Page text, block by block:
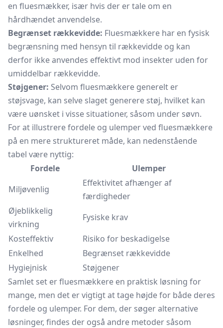
en fluesmækker, især hvis der er tale om en
hårdhændet anvendelse.
Begrænset rækkevidde: Fluesmækkere har en fysisk
begrænsning med hensyn til rækkevidde og kan
derfor ikke anvendes effektivt mod insekter uden for
umiddelbar rækkevidde.
Støjgener: Selvom fluesmækkere generelt er
støjsvage, kan selve slaget generere støj, hvilket kan
være uønsket i visse situationer, såsom under søvn.
For at illustrere fordele og ulemper ved fluesmækkere
på en mere struktureret måde, kan nedenstående
tabel være nyttig:
Fordele
Ulemper
Miljøvenlig
Effektivitet afhænger af
færdigheder
Øjeblikkelig
virkning
Fysiske krav
Kosteffektiv
Risiko for beskadigelse
Enkelhed
Begrænset rækkevidde
Hygiejnisk
Støjgener
Samlet set er fluesmækkere en praktisk løsning for
mange, men det er vigtigt at tage højde for både deres
fordele og ulemper. For dem, der søger alternative
løsninger, findes der også andre metoder såsom